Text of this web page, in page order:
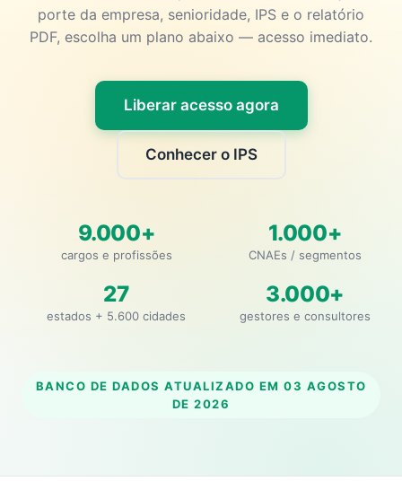
porte da empresa, senioridade, IPS e o relatório
PDF, escolha um plano abaixo — acesso imediato.
Liberar acesso agora
Conhecer o IPS
9.000+
cargos e profissões
1.000+
CNAEs / segmentos
27
estados + 5.600 cidades
3.000+
gestores e consultores
BANCO DE DADOS ATUALIZADO EM 03 AGOSTO
DE 2026